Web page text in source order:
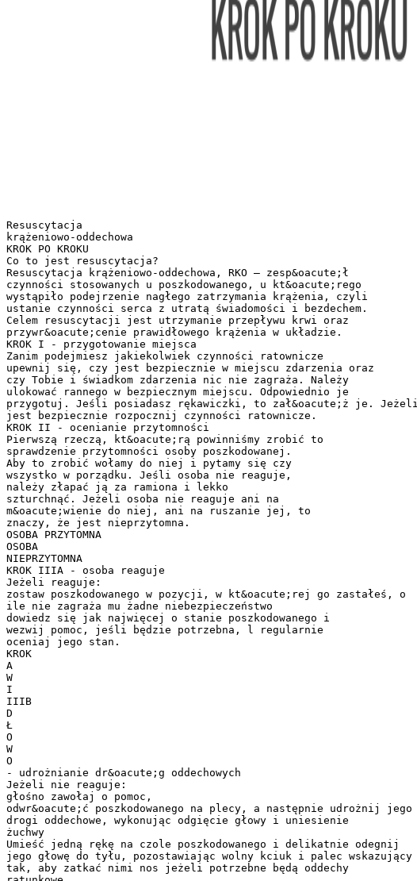
Resuscytacja
krążeniowo-oddechowa
KROK PO KROKU
Co to jest resuscytacja?
Resuscytacja krążeniowo-oddechowa, RKO – zesp&oacute;ł
czynności stosowanych u poszkodowanego, u kt&oacute;rego
wystąpiło podejrzenie nagłego zatrzymania krążenia, czyli
ustanie czynności serca z utratą świadomości i bezdechem.
Celem resuscytacji jest utrzymanie przepływu krwi oraz
przywr&oacute;cenie prawidłowego krążenia w układzie.
KROK I - przygotowanie miejsca
Zanim podejmiesz jakiekolwiek czynności ratownicze
upewnij się, czy jest bezpiecznie w miejscu zdarzenia oraz
czy Tobie i świadkom zdarzenia nic nie zagraża. Należy
ulokować rannego w bezpiecznym miejscu. Odpowiednio je
przygotuj. Jeśli posiadasz rękawiczki, to zał&oacute;ż je. Jeżeli
jest bezpiecznie rozpocznij czynności ratownicze.
KROK II - ocenianie przytomności
Pierwszą rzeczą, kt&oacute;rą powinniśmy zrobić to
sprawdzenie przytomności osoby poszkodowanej.
Aby to zrobić wołamy do niej i pytamy się czy
wszystko w porządku. Jeśli osoba nie reaguje,
należy złapać ją za ramiona i lekko
szturchnąć. Jeżeli osoba nie reaguje ani na
m&oacute;wienie do niej, ani na ruszanie jej, to
znaczy, że jest nieprzytomna.
OSOBA PRZYTOMNA
OSOBA
NIEPRZYTOMNA
KROK IIIA - osoba reaguje
Jeżeli reaguje:
zostaw poszkodowanego w pozycji, w kt&oacute;rej go zastałeś, o
ile nie zagraża mu żadne niebezpieczeństwo
dowiedz się jak najwięcej o stanie poszkodowanego i
wezwij pomoc, jeśli będzie potrzebna, l regularnie
oceniaj jego stan.
KROK
A
W
I
IIIB
D
Ł
O
W
O
- udrożnianie dr&oacute;g oddechowych
Jeżeli nie reaguje:
głośno zawołaj o pomoc,
odwr&oacute;ć poszkodowanego na plecy, a następnie udrożnij jego
drogi oddechowe, wykonując odgięcie głowy i uniesienie
żuchwy
Umieść jedną rękę na czole poszkodowanego i delikatnie odegnij
jego głowę do tyłu, pozostawiając wolny kciuk i palec wskazujący
tak, aby zatkać nimi nos jeżeli potrzebne będą oddechy